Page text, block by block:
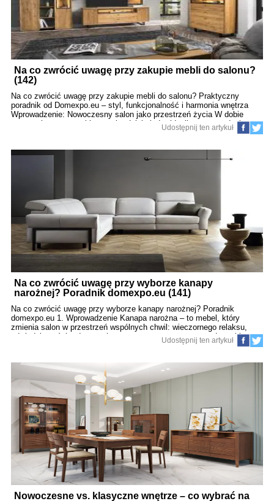
Na co zwrócić uwagę przy zakupie mebli do salonu?
(142)
Na co zwrócić uwagę przy zakupie mebli do salonu? Praktyczny
poradnik od Domexpo.eu – styl, funkcjonalność i harmonia wnętrza
Wprowadzenie: Nowoczesny salon jako przestrzeń życia W dobie
otwartych przestrzeni i coraz bardziej zindywidualizowanego designu
wnętrz, wybór mebli do salonu to coś więcej niż tylko estetyka. To
wrażenia gości. Na Domexpo.eu inspirujemy do świadomych wyborów
– takich, które łączą funkcję, formę i charakter. 1. Zacznij od układu
kawowy, rozrywki – miejsce na TV, nagłośnienie, książki, społeczną –
wygodne siedziska dla g
Udostępnij ten artykuł
Na co zwrócić uwagę przy wyborze kanapy
narożnej? Poradnik domexpo.eu (141)
Na co zwrócić uwagę przy wyborze kanapy narożnej? Poradnik
domexpo.eu 1. Wprowadzenie Kanapa narożna – to mebel, który
zmienia salon w przestrzeń wspólnych chwil: wieczornego relaksu,
odwiedzin gości, odpoczynku po pracy, a czasem nawet drzemki.
Dlatego warto wybrać dobrze: nie tylko pod względem wyglądu – ale
domexpo.eu poznasz najważniejsze cechy dobrego narożnika oraz…
czego unikać! 2. Dopasowanie do przestrzeni i układu salonu Rozmiar
ma znaczenie Zmierz dokładnie długości ścian, odległości od okien i
drzwi. Kanapa powinna być proporcjonalna do pomieszczenia – zbyt
duża „zje” przestrzeń, a za mała straci na efektowności. Kierunek
montażu W zależności od układu – licho zamówić mebel bez
określenia, czy lewy czy prawy narożnik będzie pa
Udostępnij ten artykuł
Nowoczesne vs. klasyczne wnętrze – co wybrać na